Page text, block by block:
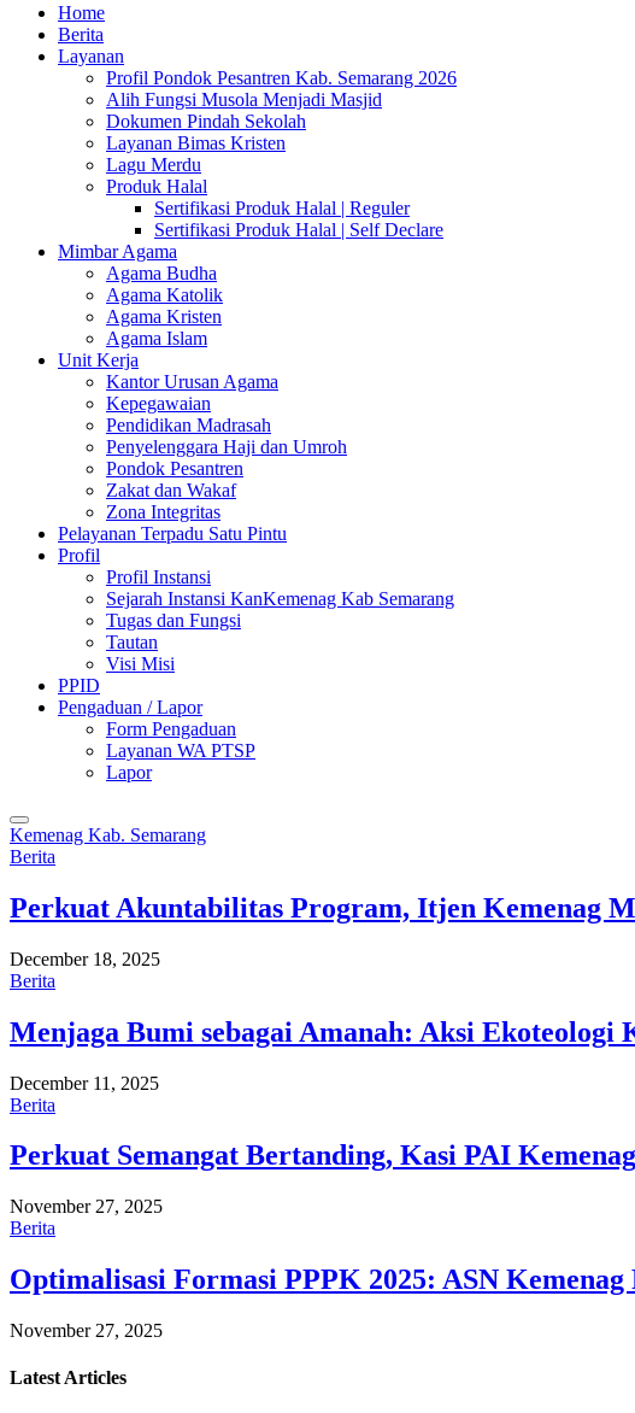
Home
Berita
Layanan
Profil Pondok Pesantren Kab. Semarang 2026
Alih Fungsi Musola Menjadi Masjid
Dokumen Pindah Sekolah
Layanan Bimas Kristen
Lagu Merdu
Produk Halal
Sertifikasi Produk Halal | Reguler
Sertifikasi Produk Halal | Self Declare
Mimbar Agama
Agama Budha
Agama Katolik
Agama Kristen
Agama Islam
Unit Kerja
Kantor Urusan Agama
Kepegawaian
Pendidikan Madrasah
Penyelenggara Haji dan Umroh
Pondok Pesantren
Zakat dan Wakaf
Zona Integritas
Pelayanan Terpadu Satu Pintu
Profil
Profil Instansi
Sejarah Instansi KanKemenag Kab Semarang
Tugas dan Fungsi
Tautan
Visi Misi
PPID
Pengaduan / Lapor
Form Pengaduan
Layanan WA PTSP
Lapor
Kemenag Kab. Semarang
Berita
Perkuat Akuntabilitas Program, Itjen Kemenag
December 18, 2025
Berita
Menjaga Bumi sebagai Amanah: Aksi Ekoteologi
December 11, 2025
Berita
Perkuat Semangat Bertanding, Kasi PAI
November 27, 2025
Berita
Optimalisasi Formasi PPPK 2025: ASN
November 27, 2025
Latest Articles